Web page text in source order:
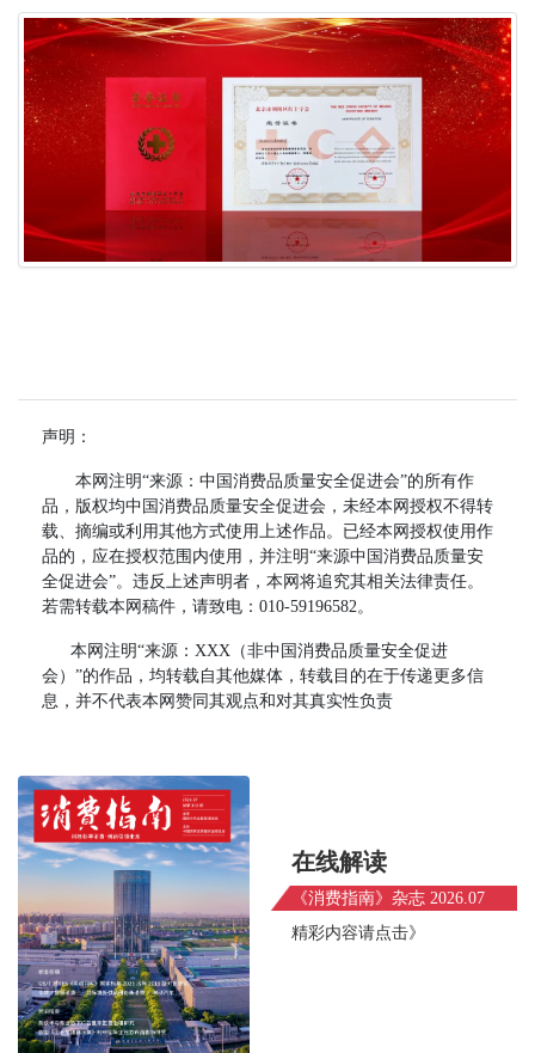
声明：
本网注明“来源：中国消费品质量安全促进会”的所有作
品，版权均中国消费品质量安全促进会，未经本网授权不得转
载、摘编或利用其他方式使用上述作品。已经本网授权使用作
品的，应在授权范围内使用，并注明“来源中国消费品质量安
全促进会”。违反上述声明者，本网将追究其相关法律责任。
若需转载本网稿件，请致电：010-59196582。
本网注明“来源：XXX（非中国消费品质量安全促进
会）”的作品，均转载自其他媒体，转载目的在于传递更多信
息，并不代表本网赞同其观点和对其真实性负责
在线解读
《消费指南》杂志 2026.07
精彩内容请点击》